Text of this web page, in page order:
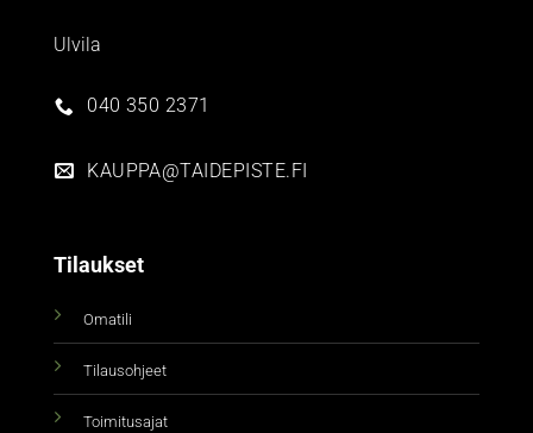
Ulvila
040 350 2371
KAUPPA@TAIDEPISTE.FI
Tilaukset
Omatili
Tilausohjeet
Toimitusajat